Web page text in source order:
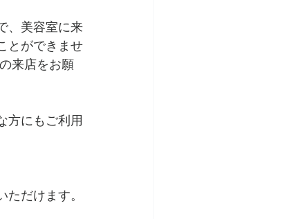
、美容室に来
とができませ
来店をお願
方にもご利用
だけます。